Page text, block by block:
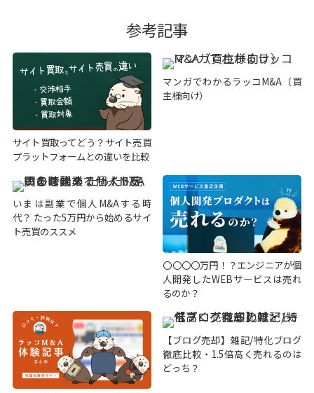
参考記事
サイト買取ってどう？サイト売買
プラットフォームとの違いを比較
マンガでわかるラッコM&A（買
主様向け）
いまは副業で個人M&Aする時
代？ たった5万円から始めるサイ
ト売買のススメ
〇〇〇〇万円！？エンジニアが個
人開発したWEBサービスは売れ
るのか？
【ブログ売却】雑記/特化ブログ
徹底比較・1.5倍高く売れるのは
どっち？